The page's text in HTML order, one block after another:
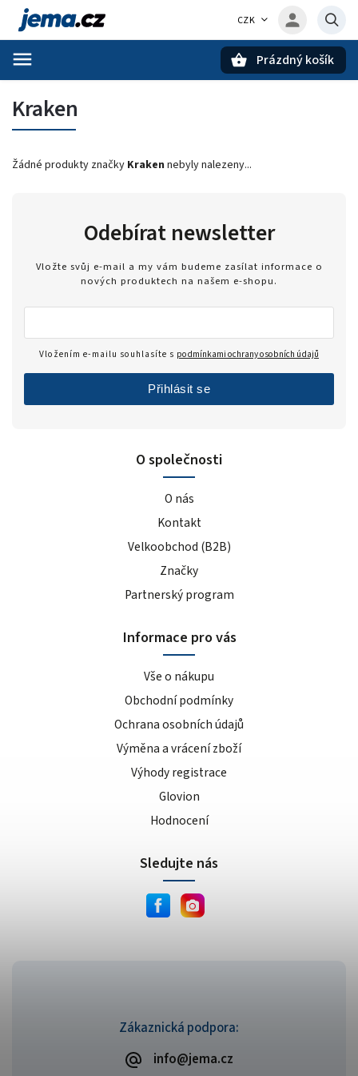
CZK
Prázdný košík
Kraken
Žádné produkty značky Kraken nebyly nalezeny...
Zákaznická podpora:
info@jema.cz
O společnosti
O nás
Kontakt
Velkoobchod (B2B)
Značky
Partnerský program
Informace pro vás
Vše o nákupu
Obchodní podmínky
Ochrana osobních údajů
Výměna a vrácení zboží
Výhody registrace
Glovion
Hodnocení
Odebírat newsletter
Vložte svůj e-mail a my vám budeme zasílat informace o
nových produktech na našem e-shopu.
Vložením e-mailu souhlasíte s podmínkami ochrany osobních údajů
Přihlásit se
Sledujte nás